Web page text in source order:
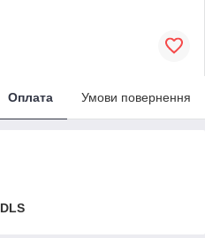
Оплата Умови повернення
DLS